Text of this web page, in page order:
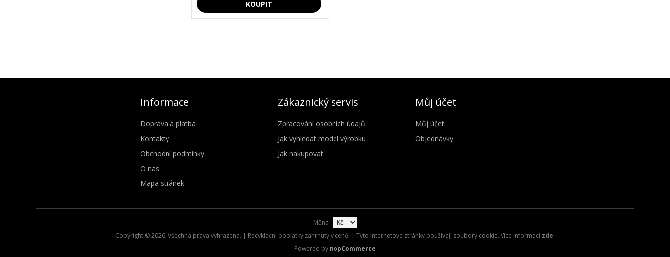
Informace
Doprava a platba
Kontakty
Obchodní podmínky
O nás
Mapa stránek
Zákaznický servis
Zpracování osobních údajů
Jak vyhledat model výrobku
Jak nakupovat
Můj účet
Můj účet
Objednávky
Měna
Copyright © 2026. Všechna práva vyhrazena. | Recyklační poplatky zahrnuty v ceně. | Tyto internetové stránky používají soubory cookie. Více informací zde.
Powered by nopCommerce